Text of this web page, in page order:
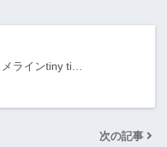
ラインtiny ti…
次の記事